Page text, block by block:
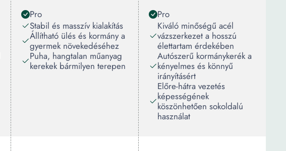
Pro
Stabil és masszív kialakítás
Állítható ülés és kormány a
gyermek növekedéséhez
Puha, hangtalan műanyag
kerekek bármilyen terepen
Pro
Kiváló minőségű acél
vázszerkezet a hosszú
élettartam érdekében
Autószerű kormánykerék a
kényelmes és könnyű
irányításért
Előre-hátra vezetés
képességének
köszönhetően sokoldalú
használat